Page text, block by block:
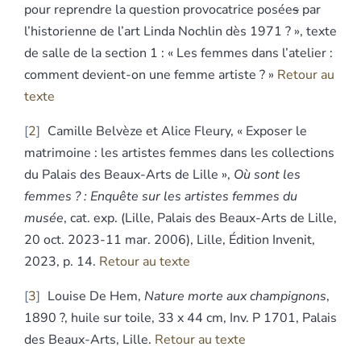
pour reprendre la question provocatrice posées par
l’historienne de l’art Linda Nochlin dès 1971 ? », texte
de salle de la section 1 : « Les femmes dans l’atelier :
comment devient-on une femme artiste ? » Retour au
texte
2
Camille Belvèze et Alice Fleury, « Exposer le
matrimoine : les artistes femmes dans les collections
du Palais des Beaux-Arts de Lille », Où sont les
femmes ? : Enquête sur les artistes femmes du
musée, cat. exp. (Lille, Palais des Beaux-Arts de Lille,
20 oct. 2023-11 mar. 2006), Lille, Édition Invenit,
2023, p. 14. Retour au texte
3
Louise De Hem, Nature morte aux champignons,
1890 ?, huile sur toile, 33 x 44 cm, Inv. P 1701, Palais
des Beaux-Arts, Lille. Retour au texte